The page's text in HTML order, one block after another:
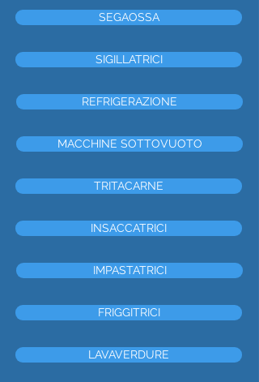
SEGAOSSA
SIGILLATRICI
REFRIGERAZIONE
MACCHINE SOTTOVUOTO
TRITACARNE
INSACCATRICI
IMPASTATRICI
FRIGGITRICI
LAVAVERDURE